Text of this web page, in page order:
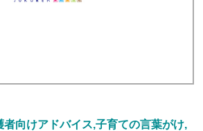
者向けアドバイス,子育ての言葉がけ,